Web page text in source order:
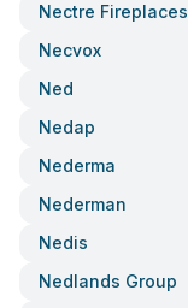
Nectre Fireplaces
Necvox
Ned
Nedap
Nederma
Nederman
Nedis
Nedlands Group